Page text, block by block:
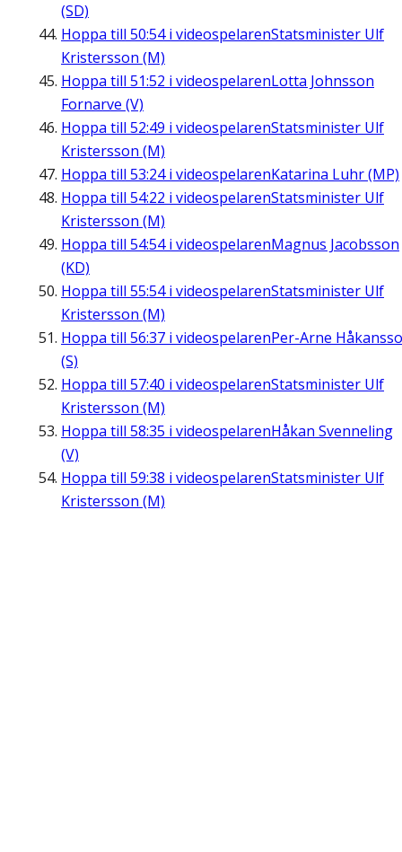
(SD)
Hoppa till 50:54i videospelarenStatsminister Ulf
Kristersson (M)
Hoppa till 51:52 i videospelarenLotta Johnsson
Fornarve (V)
Hoppa till 52:49 i videospelarenStatsminister Ulf
Kristersson (M)
Hoppa till 53:24i videospelarenKatarina Luhr (MP)
Hoppa till 54:22 i videospelarenStatsminister Ulf
Kristersson (M)
Hoppa till 54:54i videospelarenMagnus Jacobsson
(KD)
Hoppa till 55:54i videospelarenStatsminister Ulf
Kristersson (M)
Hoppa till 56:37 i videospelarenPer-Arne
(S)
Hoppa till 57:40 i videospelarenStatsminister Ulf
Kristersson (M)
Hoppa till 58:35 i videospelarenHåkan Svenneling
(V)
Hoppa till 59:38 i videospelarenStatsminister Ulf
Kristersson (M)